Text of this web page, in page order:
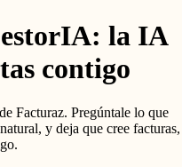
la IA
contigo
Facturaz. Pregúntale lo que
y deja que cree facturas,